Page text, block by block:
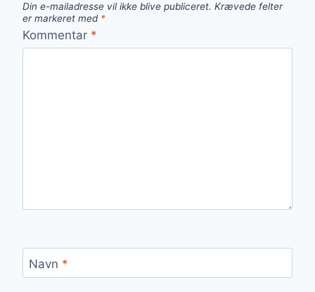
Din e-mailadresse vil ikke blive publiceret. Krævede felter
er markeret med *
Kommentar *
Navn *